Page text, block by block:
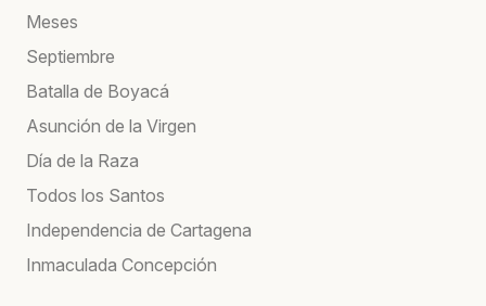
Meses
Septiembre
Batalla de Boyacá
Asunción de la Virgen
Día de la Raza
Todos los Santos
Independencia de Cartagena
Inmaculada Concepción